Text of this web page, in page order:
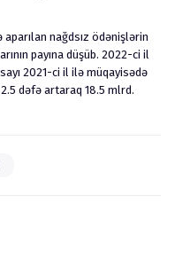
nağdsız ödənişlərin
payına düşüb. 2022-ci il
2021-ci il ilə müqayisədə
dəfə artaraq 18.5 mlrd.